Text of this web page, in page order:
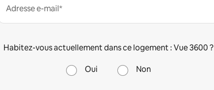
Adresse e-mail*
Habitez-vous actuellement dans ce logement : Vue 3600 ?
Oui Non